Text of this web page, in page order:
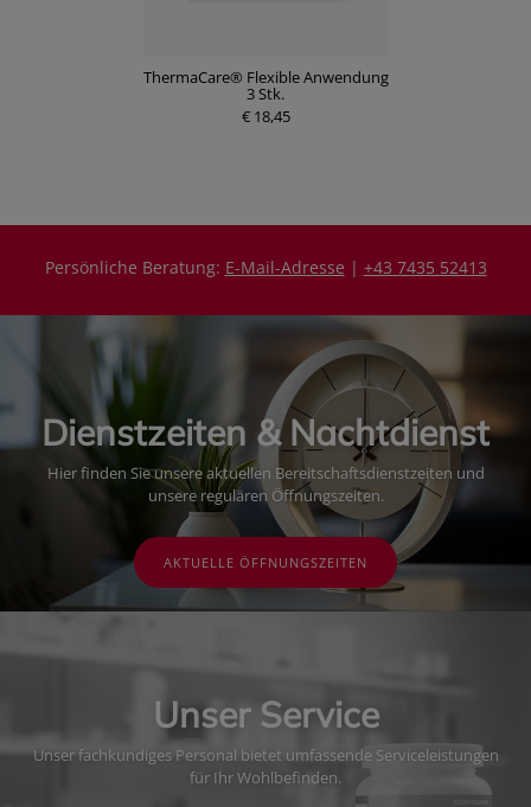
ThermaCare® Flexible Anwendung
3 Stk.
€ 18,45
Persönliche Beratung: E-Mail-Adresse | +43 7435 52413
Dienstzeiten & Nachtdienst
Hier finden Sie unsere aktuellen Bereitschaftsdienstzeiten und
unsere regulären Öffnungszeiten.
AKTUELLE ÖFFNUNGSZEITEN
Unser Service
Unser fachkundiges Personal bietet umfassende Serviceleistungen
für Ihr Wohlbefinden.